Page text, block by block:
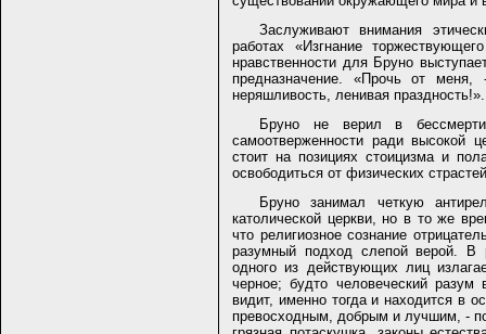
Заслуживают внимания
работах «Изгнание
нравственности для Бруно
предназначение. «Прочь от
неряшливость, ленивая праздность!».
Бруно не верил в
самоотверженности ради высокой
стоит на позициях стоицизма и
освободиться от физических
Бруно занимал четкую
католической церкви, но в то же
что религиозное сознание
разумный подход слепой верой. В
одного из действующих лиц
черное; будто человеческий
видит, именно тогда и находится в
превосходным, добрым и лучшим, -